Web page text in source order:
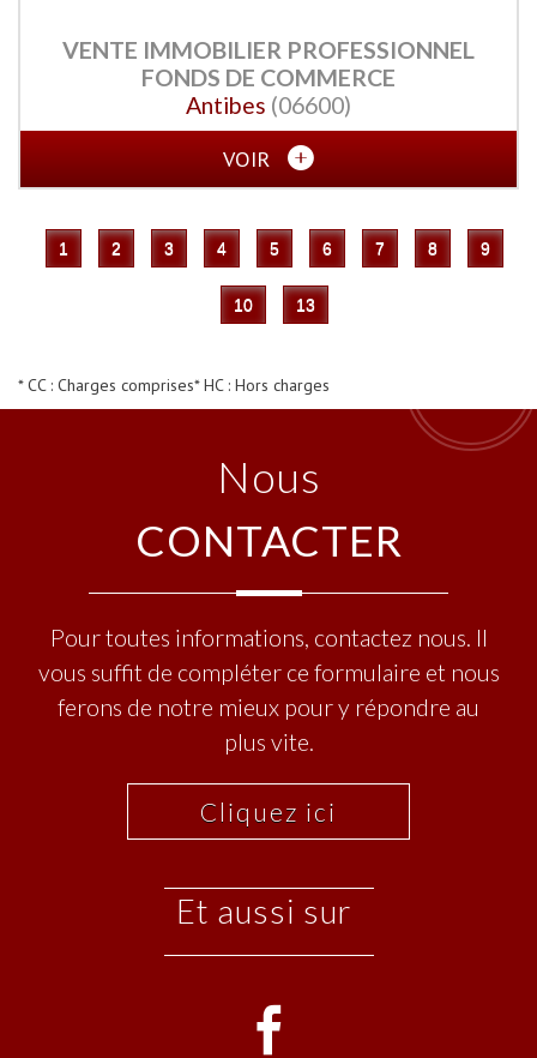
VENTE IMMOBILIER PROFESSIONNEL
FONDS DE COMMERCE
Antibes (06600)
VOIR
1 2 3 4 5 6 7 8 9
10 13
* CC : Charges comprises* HC : Hors charges
Nous
CONTACTER
Pour toutes informations, contactez nous. Il
vous suffit de compléter ce formulaire et nous
ferons de notre mieux pour y répondre au
plus vite.
Cliquez ici
et aussi sur